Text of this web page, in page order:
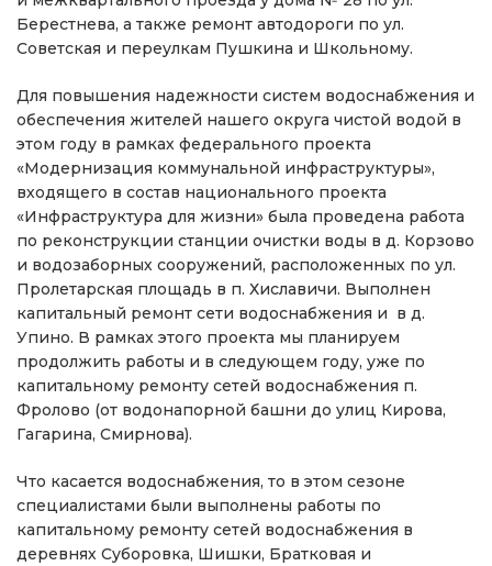
Берестнева, а также ремонт автодороги по ул.
Советская и переулкам Пушкина и Школьному.
Для повышения надежности систем водоснабжения и
обеспечения жителей нашего округа чистой водой в
этом году в рамках федерального проекта
«Модернизация коммунальной инфраструктуры»,
входящего в состав национального проекта
«Инфраструктура для жизни» была проведена работа
по реконструкции станции очистки воды в д. Корзово
и водозаборных сооружений, расположенных по ул.
Пролетарская площадь в п. Хиславичи. Выполнен
капитальный ремонт сети водоснабжения и в д.
Упино. В рамках этого проекта мы планируем
продолжить работы и в следующем году, уже по
капитальному ремонту сетей водоснабжения п.
Фролово (от водонапорной башни до улиц Кирова,
Гагарина, Смирнова).
Что касается водоснабжения, то в этом сезоне
специалистами были выполнены работы по
капитальному ремонту сетей водоснабжения в
деревнях Суборовка, Шишки, Братковая и